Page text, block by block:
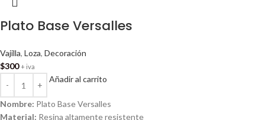
Plato Base Versalles
Vajilla, Loza, Decoración
$300 + iva
Añadir al carrito
Nombre: Plato Base Versalles
Material: Resina altamente resistente